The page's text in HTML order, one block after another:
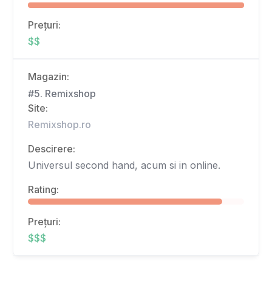
Prețuri:
$$
Magazin:
#5. Remixshop
Site:
Remixshop.ro
Descirere:
Universul second hand, acum si in online.
Rating:
Prețuri:
$$$